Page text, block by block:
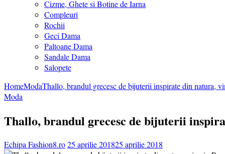
Cizme, Ghete si Botine de Iarna
Compleuri
Rochii
Geci Dama
Paltoane Dama
Sandale Dama
Salopete
HomeModaThallo, brandul grecesc de bijuterii inspirate din natura,
Moda
Thallo, brandul grecesc de bijuterii
Echipa Fashion8.ro25 aprilie 201825 aprilie 2018